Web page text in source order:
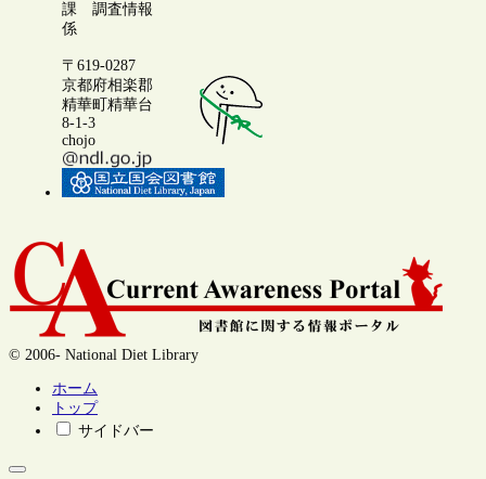
課 調査情報
係
〒619-0287
京都府相楽郡
精華町精華台
8-1-3
chojo
© 2006- National Diet Library
ホーム
トップ
サイドバー